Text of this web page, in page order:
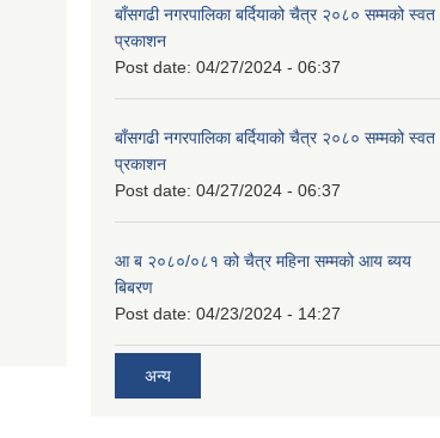
बाँसगढी नगरपालिका बर्दियाको चैत्र २०८० सम्मको स्वत
प्रकाशन
Post date: 04/27/2024 - 06:37
बाँसगढी नगरपालिका बर्दियाको चैत्र २०८० सम्मको स्वत
प्रकाशन
Post date: 04/27/2024 - 06:37
आ ब २०८०/०८१ को चैत्र महिना सम्मको आय ब्यय
बिबरण
Post date: 04/23/2024 - 14:27
अन्य